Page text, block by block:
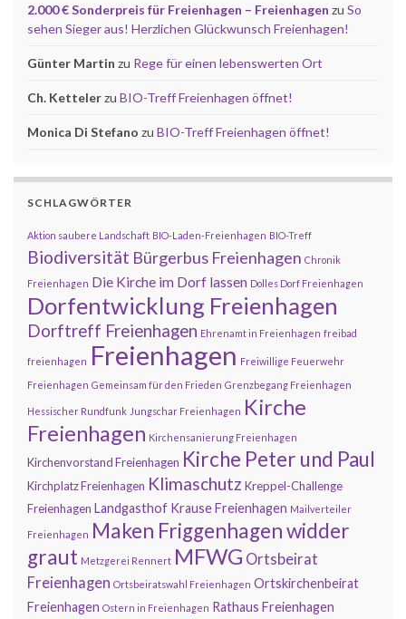
2.000 € Sonderpreis für Freienhagen – Freienhagen zu So
sehen Sieger aus! Herzlichen Glückwunsch Freienhagen!
Günter Martin zu Rege für einen lebenswerten Ort
Ch. Kettelerzu BIO-Treff Freienhagen öffnet!
Monica Di Stefano zu BIO-Treff Freienhagen öffnet!
SCHLAGWÖRTER
Aktion saubere Landschaft BIO-Laden-Freienhagen BIO-Treff
Biodiversität Bürgerbus Freienhagen Chronik
Freienhagen Die Kirche im Dorf lassen Dolles Dorf Freienhagen
Dorfentwicklung Freienhagen
Dorftreff Freienhagen Ehrenamt in Freienhagen freibad
freienhagen Freienhagen Freiwillige Feuerwehr
Freienhagen Gemeinsam für den Frieden Grenzbegang Freienhagen
Hessischer Rundfunk Jungschar Freienhagen Kirche
Freienhagen Kirchensanierung Freienhagen
Kirchenvorstand Freienhagen Kirche Peter und Paul
Kirchplatz Freienhagen Klimaschutz Kreppel-Challenge
Freienhagen Landgasthof Krause Freienhagen Mailverteiler
Freienhagen Maken Friggenhagen widder
graut Metzgerei Rennert MFWG Ortsbeirat
Freienhagen Ortsbeiratswahl Freienhagen Ortskirchenbeirat
Freienhagen Ostern in Freienhagen Rathaus Freienhagen